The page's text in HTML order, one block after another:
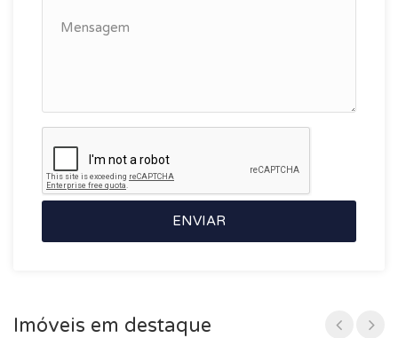
ENVIAR
Imóveis em destaque